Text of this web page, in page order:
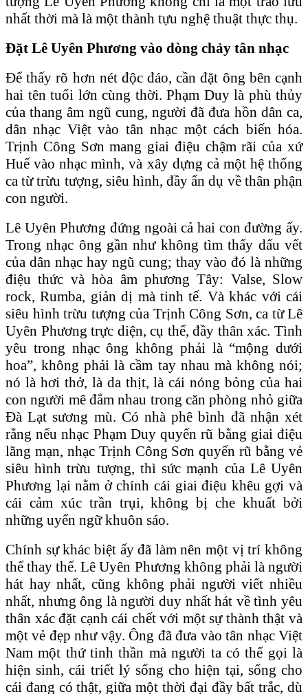
nhất thời mà là một thành tựu nghệ thuật thực thụ.
Đặt Lê Uyên Phương vào dòng chảy tân nhạc
Để thấy rõ hơn nét độc đáo, cần đặt ông bên cạnh
hai tên tuổi lớn cùng thời. Phạm Duy là phù thủy
của thang âm ngũ cung, người đã đưa hồn dân ca,
dân nhạc Việt vào tân nhạc một cách biến hóa.
Trịnh Công Sơn mang giai điệu chậm rãi của xứ
Huế vào nhạc mình, và xây dựng cả một hệ thống
ca từ trừu tượng, siêu hình, đầy ẩn dụ về thân phận
con người.
Lê Uyên Phương đứng ngoài cả hai con đường ấy.
Trong nhạc ông gần như không tìm thấy dấu vết
của dân nhạc hay ngũ cung; thay vào đó là những
điệu thức và hòa âm phương Tây: Valse, Slow
rock, Rumba, giản dị mà tinh tế. Và khác với cái
siêu hình trừu tượng của Trịnh Công Sơn, ca từ Lê
Uyên Phương trực diện, cụ thể, đầy thân xác. Tình
yêu trong nhạc ông không phải là “mộng dưới
hoa”, không phải là cầm tay nhau mà không nói;
nó là hơi thở, là da thịt, là cái nóng bỏng của hai
con người mê đắm nhau trong căn phòng nhỏ giữa
Đà Lạt sương mù. Có nhà phê bình đã nhận xét
rằng nếu nhạc Phạm Duy quyến rũ bằng giai điệu
lãng mạn, nhạc Trịnh Công Sơn quyến rũ bằng vẻ
siêu hình trừu tượng, thì sức mạnh của Lê Uyên
Phương lại nằm ở chính cái giai điệu khêu gợi và
cái cảm xúc trần trụi, không bị che khuất bởi
những uyển ngữ khuôn sáo.
Chính sự khác biệt ấy đã làm nên một vị trí không
thể thay thế. Lê Uyên Phương không phải là người
hát hay nhất, cũng không phải người viết nhiều
nhất, nhưng ông là người duy nhất hát về tình yêu
thân xác đặt cạnh cái chết với một sự thành thật và
một vẻ đẹp như vậy. Ông đã đưa vào tân nhạc Việt
Nam một thứ tinh thần mà người ta có thể gọi là
hiện sinh, cái triết lý sống cho hiện tại, sống cho
cái đang có thật, giữa một thời đại đầy bất trắc, dù